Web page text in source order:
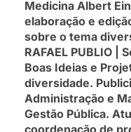
Medicina Albert
elaboração e
sobre o tema
RAFAEL PUBLIO |
Boas Ideias e
diversidade.
Administração e
Gestão Pública.
coordenação de